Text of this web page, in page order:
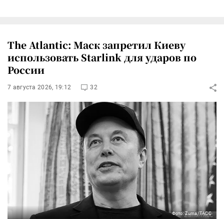
The Atlantic: Маск запретил Киеву
использовать Starlink для ударов по
России
7 августа 2026, 19:12 32
Фото: Zuma/ТАСС